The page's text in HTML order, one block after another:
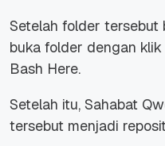
Setelah folder tersebut
buka folder dengan klik
Bash Here.
Setelah itu, Sahabat
tersebut menjadi